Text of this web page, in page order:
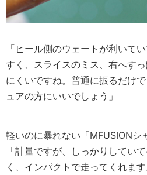
「ヒール側のウェートが利いて
すく、スライスのミス、右へす
にくいですね。普通に振るだけ
ュアの方にいいでしょう」
軽いのに暴れない「MFUSIONシ
「計量ですが、しっかりしてい
く、インパクトで走ってくれま